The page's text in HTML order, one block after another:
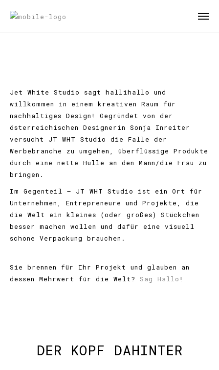
Jet White Studio sagt hallihallo und
willkommen in einem kreativen Raum für
nachhaltiges Design! Gegründet von der
österreichischen Designerin Sonja Inreiter
versucht JT WHT Studio die Falle der
Werbebranche zu umgehen, überflüssige Produkte
durch eine nette Hülle an den Mann/die Frau zu
bringen.
Im Gegenteil – JT WHT Studio ist ein Ort für
Unternehmen, Entrepreneure und Projekte, die
die Welt ein kleines (oder großes) Stückchen
besser machen wollen und dafür eine visuell
schöne Verpackung brauchen.
Sie brennen für Ihr Projekt und glauben an
dessen Mehrwert für die Welt? Sag Hallo !
DER KOPF DAHINTER